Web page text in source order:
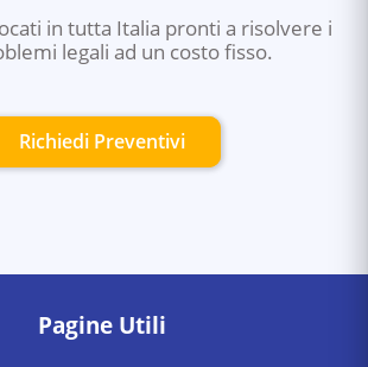
in tutta Italia pronti a risolvere i
legali ad un costo fisso.
Richiedi Preventivi
Pagine Utili